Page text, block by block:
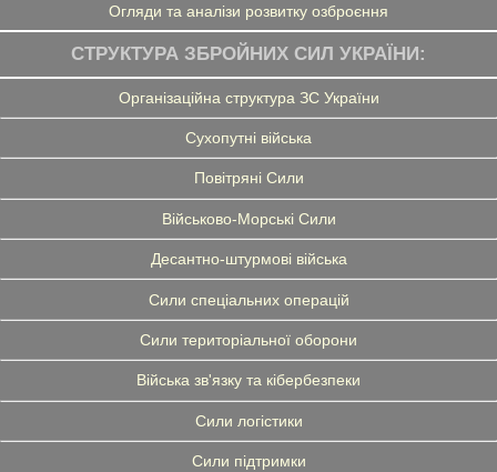
Огляди та аналізи розвитку озброєння
СТРУКТУРА ЗБРОЙНИХ СИЛ УКРАЇНИ:
Організаційна структура ЗС України
Сухопутні війська
Повітряні Сили
Військово-Морські Сили
Десантно-штурмові війська
Сили спеціальних операцій
Сили територіальної оборони
Війська зв'язку та кібербезпеки
Сили логістики
Сили підтримки